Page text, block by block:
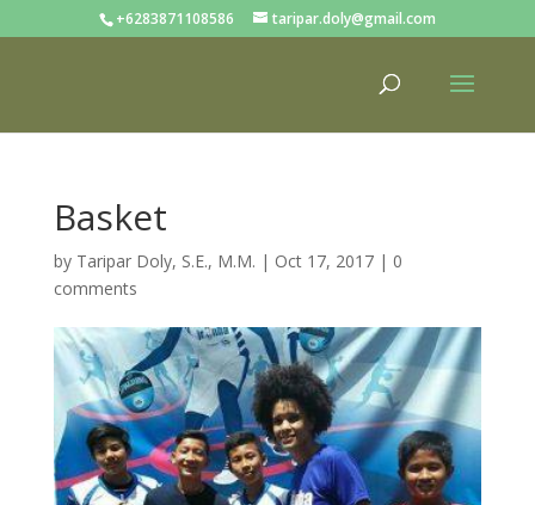
+6283871108586 taripar.doly@gmail.com
Basket
by Taripar Doly, S.E., M.M. | Oct 17, 2017| 0
comments